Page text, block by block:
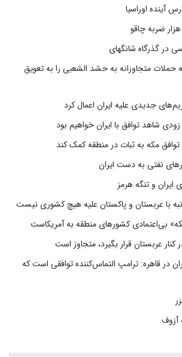
آینده اوراسیا
ضربه چاقو
در گذرگاه شانگهای
حملات متجاوزانه به حشد الشعبی را به تعویق
جدیدی علیه ایران اعمال کرد
شاهد توافق با ایران خواهیم بود
توافق مکه به ثبات در منطقه کمک کند
ایران و تنگه هرمز
با عربستان و پاکستان علیه هیچ کشوری نیست
بی‌اعتمادی کشورهای منطقه به آمریکاست
عربستان قرار بگیرد، متجاوز است
در قاهره: ترامپ التماس‌کننده توافقی است که
آزوف